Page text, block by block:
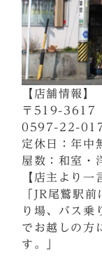
【店舗情報】
〒519-
0597-22-
定休日：年
屋数：和室・
【店主より一
「JR尾鷲駅
り場、バス乗
でお越しの方
す。」